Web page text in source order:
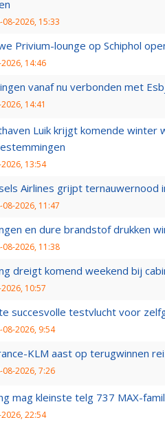
08-2026, 15:33
Privium-lounge op Schiphol
14:46
vanaf nu verbonden met
14:41
Luik krijgt komende winter
13:54
Airlines grijpt
08-2026, 11:47
en dure brandstof drukken
08-2026, 11:38
dreigt komend weekend bij
10:57
succesvolle testvlucht voor
08-2026, 9:54
KLM aast op terugwinnen
08-2026, 7:26
mag kleinste telg 737 MAX-
22:54